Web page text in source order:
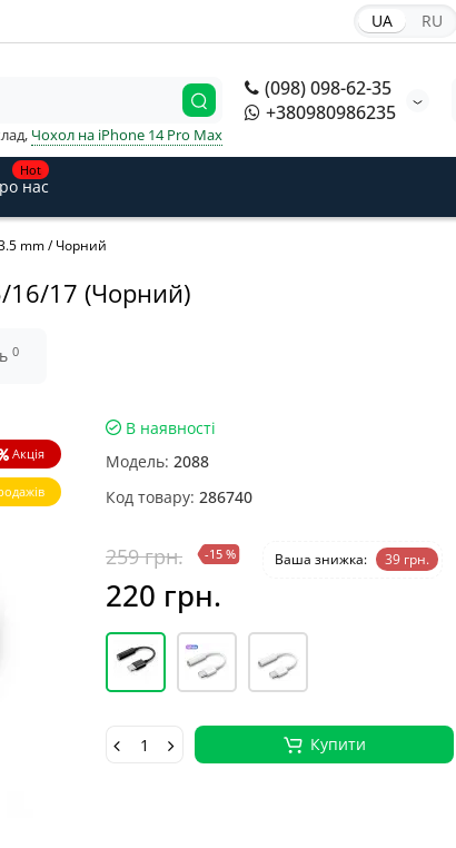
UA RU
(098) 098-62-35
+380980986235
Чохол на iPhone 14 Pro Max
Hot
нас
mm / Чорний
16/17 (Чорний)
0
Акція
В наявності
Модель: 2088
Код товару: 286740
259 грн. -15 % Ваша знижка: 39 грн.
220 грн.
Купити